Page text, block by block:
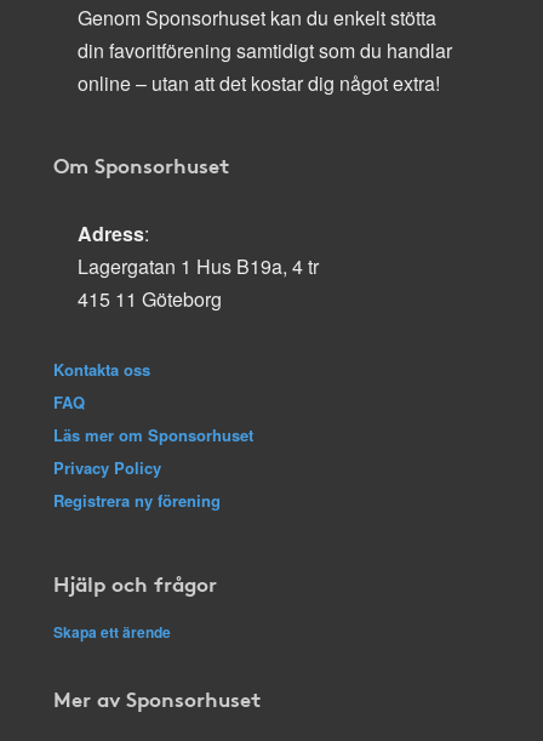
Genom Sponsorhuset kan du enkelt stötta
din favoritförening samtidigt som du handlar
online – utan att det kostar dig något extra!
Om Sponsorhuset
Adress:
Lagergatan 1 Hus B19a, 4 tr
415 11 Göteborg
Kontakta oss
FAQ
Läs mer om Sponsorhuset
Privacy Policy
Registrera ny förening
Hjälp och frågor
Skapa ett ärende
Mer av Sponsorhuset